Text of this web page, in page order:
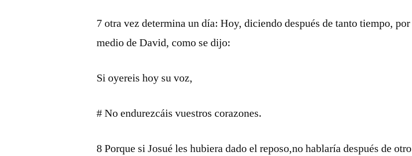
7 otra vez determina un día: Hoy, diciendo después de tanto tiempo, por
medio de David, como se dijo:
Si oyereis hoy su voz,
# No endurezcáis vuestros corazones.
8 Porque si Josué les hubiera dado el reposo,no hablaría después de otro